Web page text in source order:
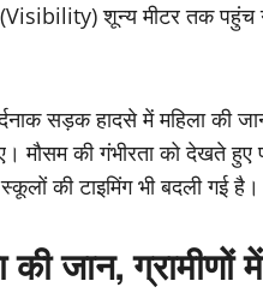
(Visibility) शून्य मीटर तक
सड़क हादसे में महिला की
मौसम की गंभीरता को देखते
की टाइमिंग भी बदली गई है।
की जान,